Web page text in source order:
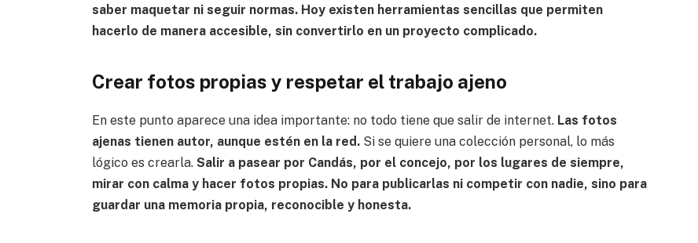
saber maquetar ni seguir normas. Hoy existen herramientas sencillas que permiten
hacerlo de manera accesible, sin convertirlo en un proyecto complicado.
Crear fotos propias y respetar el trabajo ajeno
En este punto aparece una idea importante: no todo tiene que salir de internet. Las fotos
ajenas tienen autor, aunque estén en la red. Si se quiere una colección personal, lo más
lógico es crearla. Salir a pasear por Candás, por el concejo, por los lugares de siempre,
mirar con calma y hacer fotos propias. No para publicarlas ni competir con nadie, sino para
guardar una memoria propia, reconocible y honesta.